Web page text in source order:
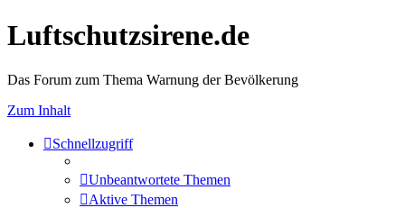
Luftschutzsirene.de
Das Forum zum Thema Warnung der Bevölkerung
Zum Inhalt
Schnellzugriff
Unbeantwortete Themen
Aktive Themen